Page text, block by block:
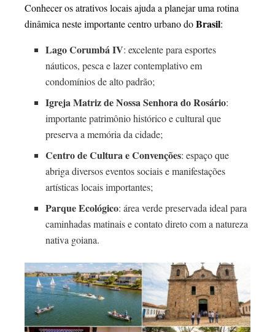
Conhecer os atrativos locais ajuda a planejar uma rotina
dinâmica neste importante centro urbano doBrasil:
Lago Corumbá IV: excelente para esportes
náuticos, pesca e lazer contemplativo em
condomínios de alto padrão;
Igreja Matriz de Nossa Senhora do Rosário:
importante patrimônio histórico e cultural que
preserva a memória da cidade;
Centro de Cultura e Convenções: espaço que
abriga diversos eventos sociais e manifestações
artísticas locais importantes;
Parque Ecológico: área verde preservada ideal para
caminhadas matinais e contato direto com a natureza
nativa goiana.